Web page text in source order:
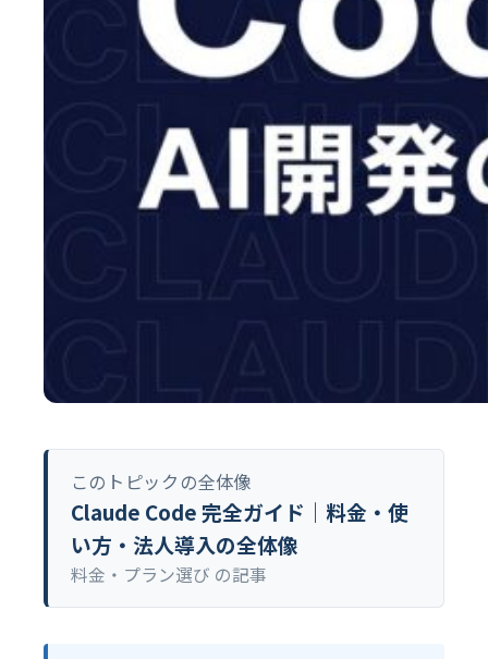
このトピックの全体像
Claude Code 完全ガイド｜料金・使
い方・法人導入の全体像
料金・プラン選び の記事